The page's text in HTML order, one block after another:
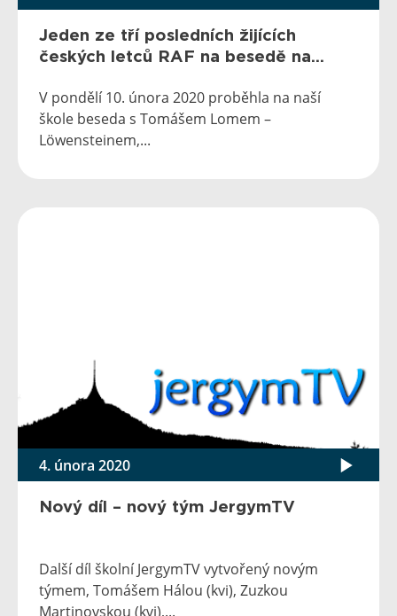
Jeden ze tří posledních žijících
českých letců RAF na besedě na...
V pondělí 10. února 2020 proběhla na naší
škole beseda s Tomášem Lomem –
Löwensteinem,...
4. února 2020
Nový díl – nový tým JergymTV
Další díl školní JergymTV vytvořený novým
týmem, Tomášem Hálou (kvi), Zuzkou
Martinovskou (kvi),...